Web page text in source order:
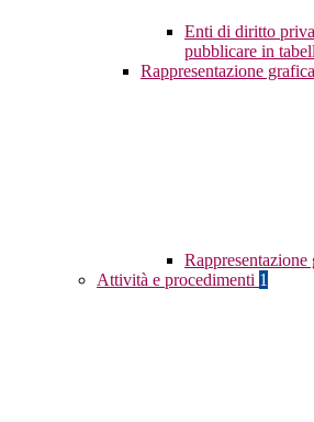
Enti di diritto
pubblicare in
Rappresentazione grafica
Rappresentazione
Attività e procedimenti 1